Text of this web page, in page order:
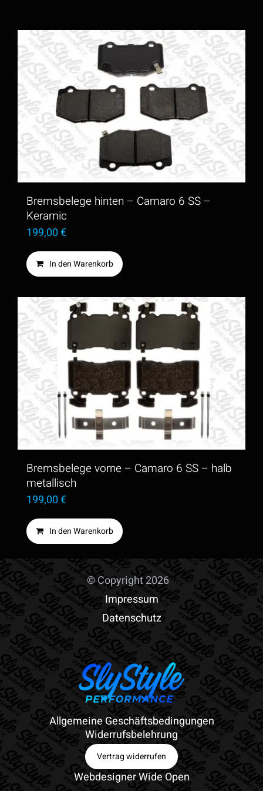
Bremsbelege hinten – Camaro 6 SS –
Keramic
199,00€
In den Warenkorb
Bremsbelege vorne – Camaro 6 SS – halb
metallisch
199,00€
In den Warenkorb
© Copyright 2026
Impressum
Datenschutz
Allgemeine Geschäftsbedingungen
Widerrufsbelehrung
Vertrag widerrufen
Webdesigner Wide Open